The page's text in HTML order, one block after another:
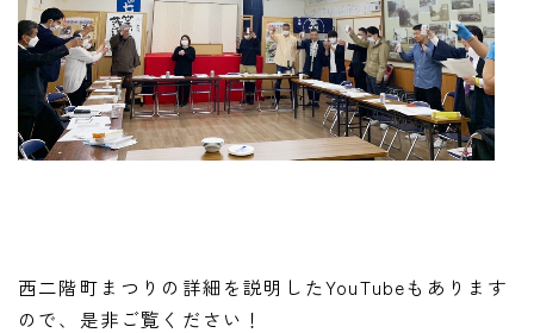
西二階町まつりの詳細を説明したYouTubeもあります
ので、是非ご覧ください！